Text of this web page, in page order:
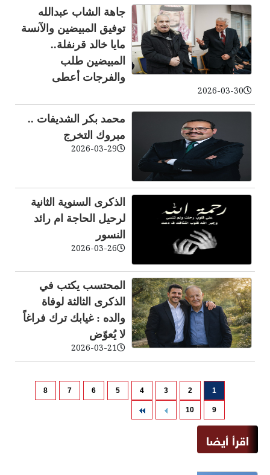
جاهة الشاب عبدالله
توفيق المبيضين والآنسة
مايا خالد قرنفلة..
المبيضين طلب
والفرجات أعطى
2026-03-30
محمد بكر الشديفات ..
مبروك التخرج
2026-03-29
الذكرى السنوية الثانية
لرحيل الحاجة ام رائد
النسور
2026-03-26
المحتسب يكتب في
الذكرى الثالثة لوفاة
والده : غيابك ترك فراغاً
لا يُعوّض
2026-03-21
1
2
3
4
5
6
7
8
9
10
اقرأ أيضا